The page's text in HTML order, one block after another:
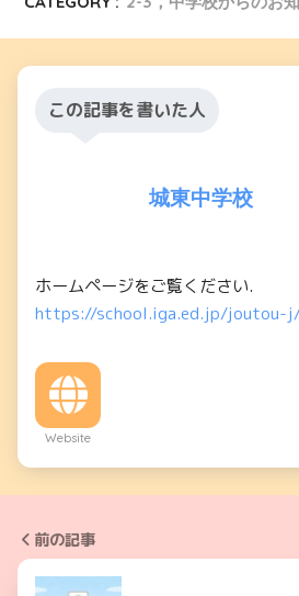
この記事を書いた人
城東中学校
ホームページをご覧ください.
https://school.iga.ed.jp/joutou-
Website
前の記事